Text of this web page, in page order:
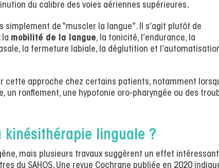
du calibre des voies aériennes supérieures.
de “muscler la langue”. Il s’agit plutôt de
la mobilité de la langue, la tonicité, l’endurance, la
la fermeture labiale, la déglutition et
cette approche chez certains patients, notamment
un ronflement, une hypotonie oro-pharyngée ou des
kinésithérapie linguale ?
mais plusieurs travaux suggèrent un effet
du SAHOS. Une revue Cochrane publiée en 2020